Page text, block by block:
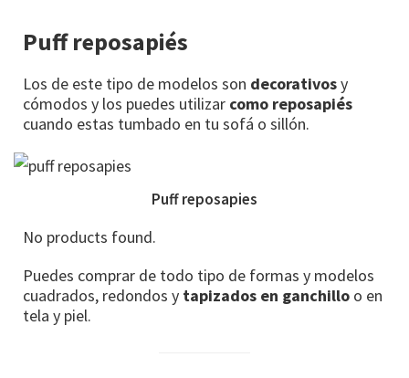
Puff reposapiés
Los de este tipo de modelos son decorativosy
cómodos y los puedes utilizar como reposapiés
cuando estas tumbado en tu sofá o sillón.
Puff reposapies
No products found.
Puedes comprar de todo tipo de formas y modelos
cuadrados, redondos y tapizados en ganchillo o en
tela y piel.